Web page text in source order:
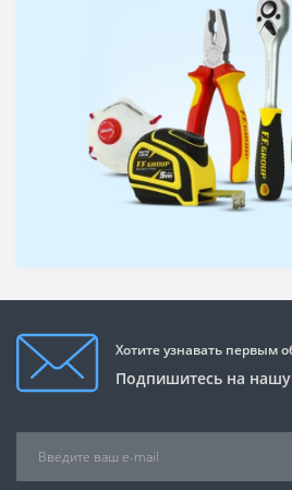
Хотите узнавать первым
Подпишитесь на